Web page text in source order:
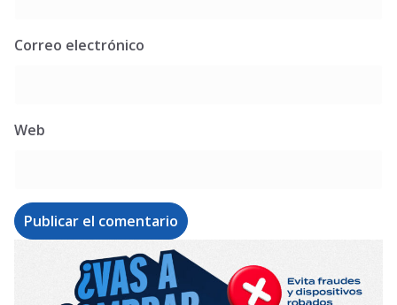
Correo electrónico
Web